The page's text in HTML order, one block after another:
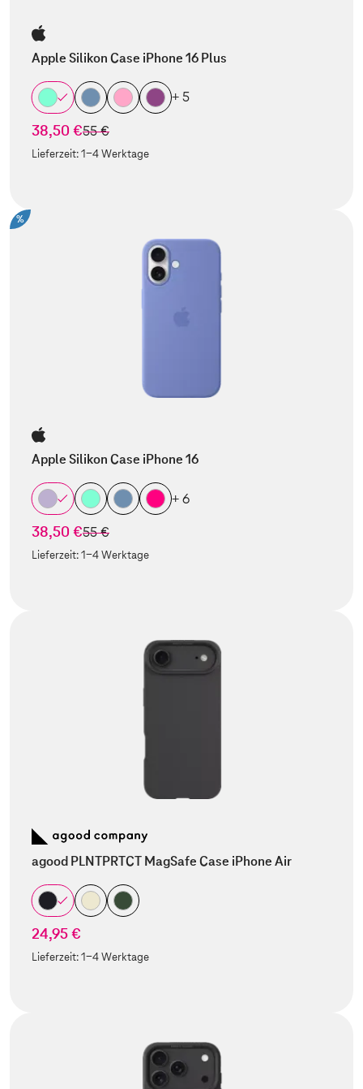
Apple Silikon Case iPhone 16 Plus
+ 5
38,50 €statt
55 €
Lieferzeit:1-4 Werktage
%
Apple Silikon Case iPhone 16
+ 6
38,50 €statt
55 €
Lieferzeit:1-4 Werktage
agood PLNTPRTCT MagSafe Case iPhone Air
24,95 €
Lieferzeit:1-4 Werktage